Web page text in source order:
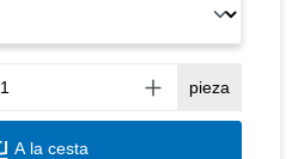
pieza
A la cesta